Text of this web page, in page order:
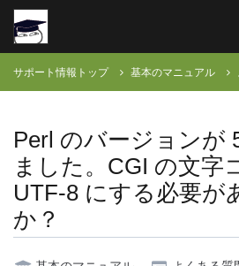
サポート情報トップ 基本のマニュアル
Perl のバージョンが
ました。CGI の文字
UTF-8 にする必要が
か？